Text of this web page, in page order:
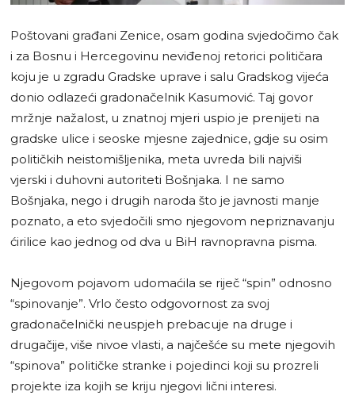
Poštovani građani Zenice, osam godina svjedočimo čak
i za Bosnu i Hercegovinu neviđenoj retorici političara
koju je u zgradu Gradske uprave i salu Gradskog vijeća
donio odlazeći gradonačelnik Kasumović. Taj govor
mržnje nažalost, u znatnoj mjeri uspio je prenijeti na
gradske ulice i seoske mjesne zajednice, gdje su osim
političkih neistomišljenika, meta uvreda bili najviši
vjerski i duhovni autoriteti Bošnjaka. I ne samo
Bošnjaka, nego i drugih naroda što je javnosti manje
poznato, a eto svjedočili smo njegovom nepriznavanju
ćirilice kao jednog od dva u BiH ravnopravna pisma.
Njegovom pojavom udomaćila se riječ “spin” odnosno
“spinovanje”. Vrlo često odgovornost za svoj
gradonačelnički neuspjeh prebacuje na druge i
drugačije, više nivoe vlasti, a najčešće su mete njegovih
“spinova” političke stranke i pojedinci koji su prozreli
projekte iza kojih se kriju njegovi lični interesi.